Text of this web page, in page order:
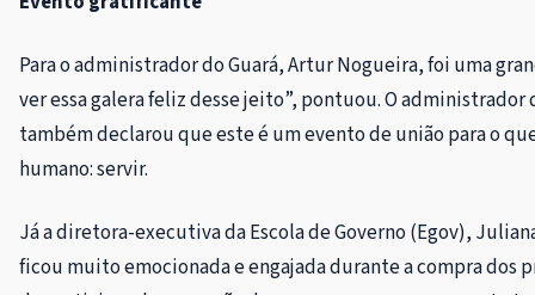
Para o administrador do Guará, Artur Nogueira, foi uma
ver essa galera feliz desse jeito”, pontuou. O
também declarou que este é um evento de união para o
humano: servir.
Já a diretora-executiva da Escola de Governo (Egov),
ficou muito emocionada e engajada durante a compra dos